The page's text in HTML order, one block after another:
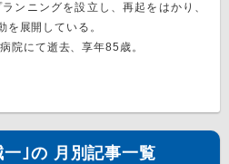
ンニングを設立し、再起をはかり、
を展開している。
院にて逝去、享年85歳。
｣の 月別記事一覧